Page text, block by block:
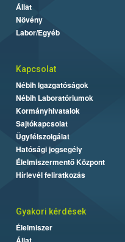
Állat
Növény
Labor/Egyéb
Kapcsolat
Nébih Igazgatóságok
Nébih Laboratóriumok
Kormányhivatalok
Sajtókapcsolat
Ügyfélszolgálat
Hatósági jogsegély
Élelmiszermentő Központ
Hírlevél feliratkozás
Gyakori kérdések
Élelmiszer